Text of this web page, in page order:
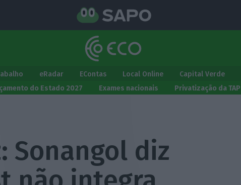
eRadar EContas Local Online Capital Verde
do Estado 2027 Exames nacionais Privatização da TAP
Sonangol diz